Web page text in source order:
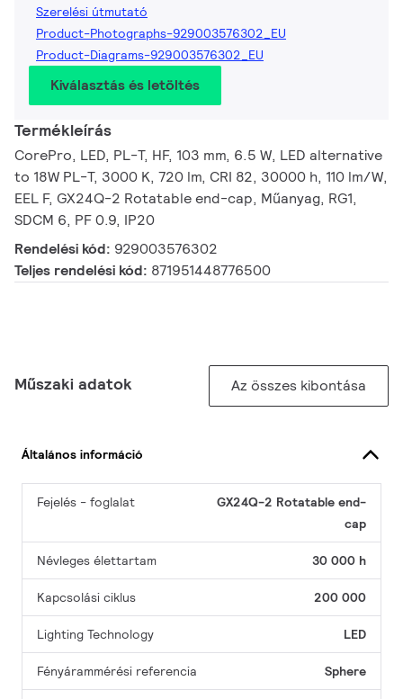
Szerelési útmutató
Product-Photographs-929003576302_EU
Product-Diagrams-929003576302_EU
Kiválasztás és letöltés
Termékleírás
CorePro, LED, PL-T, HF, 103 mm, 6.5 W, LED alternative
to 18W PL-T, 3000 K, 720 lm, CRI 82, 30000 h, 110 lm/W,
EEL F, GX24Q-2 Rotatable end-cap, Műanyag, RG1,
SDCM 6, PF 0.9, IP20
Rendelési kód: 929003576302
Teljes rendelési kód: 871951448776500
Műszaki adatok Az összes kibontása
Általános információ
Fejelés - foglalat
GX24Q-2 Rotatable end-
cap
Névleges élettartam 30 000 h
Kapcsolási ciklus 200 000
Lighting Technology LED
Fényárammérési referencia Sphere